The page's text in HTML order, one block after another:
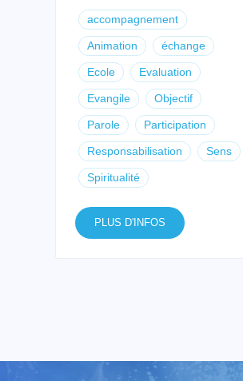
accompagnement
Animation échange
Ecole Evaluation
Evangile Objectif
Parole Participation
Responsabilisation Sens
Spiritualité
PLUS D'INFOS